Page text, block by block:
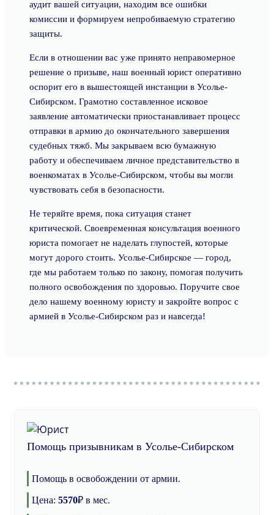
аудит вашей ситуации, находим все ошибки
комиссии и формируем непробиваемую стратегию
защиты.
Если в отношении вас уже принято неправомерное
решение о призыве, наш военный юрист оперативно
оспорит его в вышестоящей инстанции в Усолье-
Сибирском. Грамотно составленное исковое
заявление автоматически приостанавливает процесс
отправки в армию до окончательного завершения
судебных тяжб. Мы закрываем всю бумажную
работу и обеспечиваем личное представительство в
военкоматах в Усолье-Сибирском, чтобы вы могли
чувствовать себя в безопасности.
Не теряйте время, пока ситуация станет
критической. Своевременная консультация военного
юриста помогает не наделать глупостей, которые
могут дорого стоить. Усолье-Сибирское — город,
где мы работаем только по закону, помогая получить
полного освобождения по здоровью. Поручите свое
дело нашему военному юристу и закройте вопрос с
армией в Усолье-Сибирском раз и навсегда!
Помощь призывникам в Усолье-Сибирском
Помощь в освобождении от армии.
Цена: 5570₽ в мес.